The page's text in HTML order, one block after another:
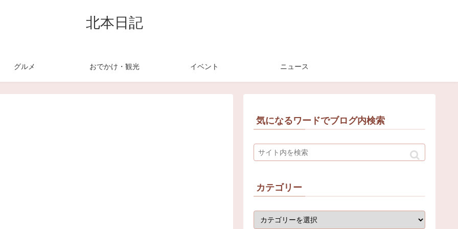
北本日記
グルメ おでかけ・観光 イベント ニュース
気になるワードでブログ内検索
カテゴリー